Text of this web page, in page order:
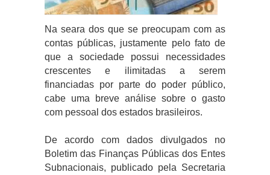
Na seara dos que se preocupam com as
contas públicas, justamente pelo fato de
que a sociedade possui necessidades
crescentes e ilimitadas a serem
financiadas por parte do poder público,
cabe uma breve análise sobre o gasto
com pessoal dos estados brasileiros.
De acordo com dados divulgados no
Boletim das Finanças Públicas dos Entes
Subnacionais, publicado pela Secretaria